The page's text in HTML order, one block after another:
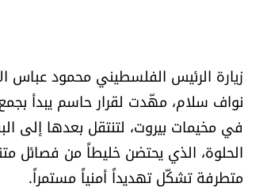
نواف سلام، مهّدت لقرار حاسم يبدأ
في مخيمات بيروت، لتنتقل بعدها إلى
الحلوة، الذي يحتضن خليطاً من فصائل
متطرفة تشكّل تهديداً أمنياً مستمراً.